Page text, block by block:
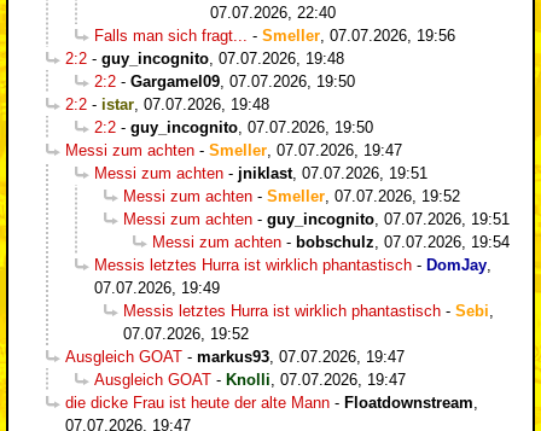
07.07.2026, 22:40
Falls man sich fragt...
- Smeller 07.07.2026, 19:56
2:2 - guy_incognito 07.07.2026, 19:48
2:2 - Gargamel09 07.07.2026, 19:50
2:2 - istar 07.07.2026, 19:48
2:2 - guy_incognito 07.07.2026, 19:50
Messi zum achten - Smeller 07.07.2026, 19:47
Messi zum achten - jniklast, 07.07.2026, 19:51
Messi zum achten - Smeller 07.07.2026, 19:52
Messi zum achten - guy_incognito 07.07.2026, 19:51
Messi zum achten - bobschulz 07.07.2026, 19:54
Messis letztes Hurra ist wirklich phantastisch - DomJay
07.07.2026, 19:49
Messis letztes Hurra ist wirklich phantastisch - Sebi
07.07.2026, 19:52
Ausgleich GOAT - markus93 07.07.2026, 19:47
Ausgleich GOAT - Knolli 07.07.2026, 19:47
die dicke Frau ist heute der alte Mann - Floatdownstream
07.07.2026, 19:47